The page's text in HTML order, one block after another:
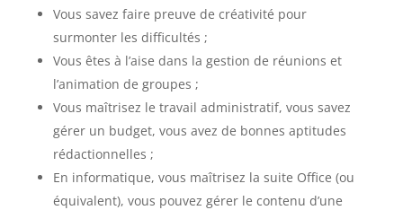
Vous savez faire preuve de créativité pour
surmonter les difficultés ;
Vous êtes à l’aise dans la gestion de réunions et
l’animation de groupes ;
Vous maîtrisez le travail administratif, vous savez
gérer un budget, vous avez de bonnes aptitudes
rédactionnelles ;
En informatique, vous maîtrisez la suite Office (ou
équivalent), vous pouvez gérer le contenu d’une